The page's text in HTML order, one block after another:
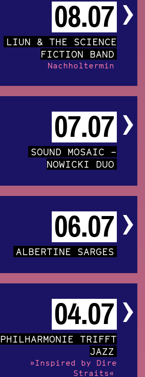
08.07
LIUN & THE SCIENCE
FICTION BAND
Nachholtermin
07.07
SOUND MOSAIC –
NOWICKI DUO
06.07
ALBERTINE SARGES
04.07
PHILHARMONIE TRIFFT
JAZZ
»Inspired by Dire
Straits«